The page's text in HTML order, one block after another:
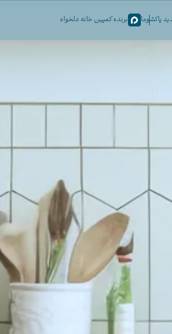
پاکشوما برنده کمپین خانه دلخواه